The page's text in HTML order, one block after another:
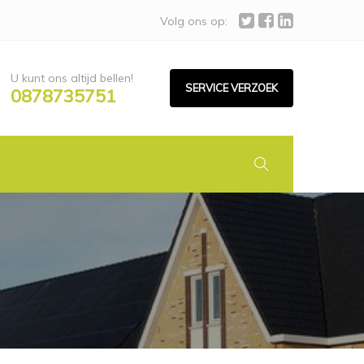
Volg ons op:
U kunt ons altijd bellen!
0878735751 SERVICE VERZOEK